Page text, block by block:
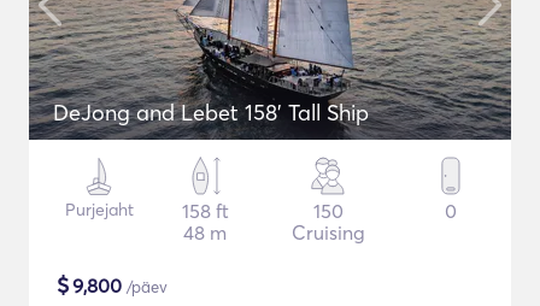
DeJong and Lebet 158' Tall Ship
Purjejaht
158 ft
48 m
150
Cruising
0
$9,800 /päev